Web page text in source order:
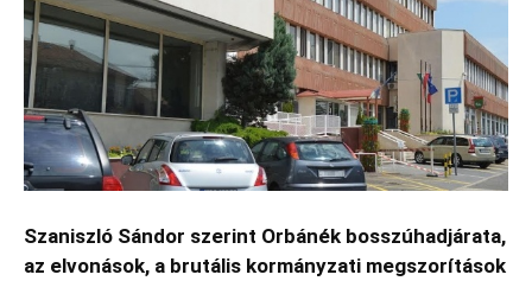
Szaniszló Sándor szerint Orbánék bosszúhadjárata,
az elvonások, a brutális kormányzati megszorítások